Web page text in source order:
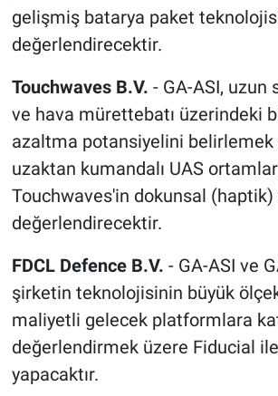
gelişmiş batarya paket
değerlendirecektir.
Touchwaves B.V. - GA-ASI, uzun
ve hava mürettebatı üzerindeki
azaltma potansiyelini belirlemek
uzaktan kumandalı UAS
Touchwaves'in dokunsal
değerlendirecektir.
FDCL Defence B.V. - GA-ASI ve
şirketin teknolojisinin büyük
maliyetli gelecek platformlara
değerlendirmek üzere Fiducial
yapacaktır.